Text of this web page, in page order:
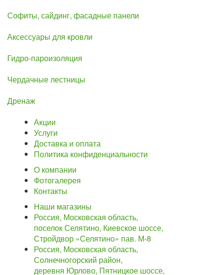
Софиты, сайдинг, фасадные панели
Аксессуары для кровли
Гидро-пароизоляция
Чердачные лестницы
Дренаж
Акции
Услуги
Доставка и оплата
Политика конфиденциальности
О компании
Фотогалерея
Контакты
Наши магазины
Россия, Московская область,
поселок Селятино, Киевское шоссе,
Стройдвор «Селятино» пав. М-8
Россия, Московская область,
Солнечногорский район,
деревня Юрлово, Пятницкое шоссе,